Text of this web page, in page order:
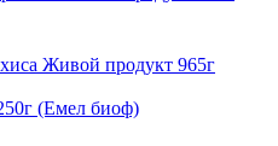
Живой продукт 965г